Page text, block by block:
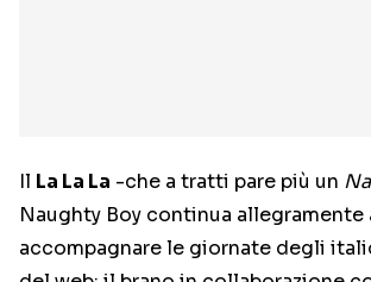
Il La La La -che a tratti pare più un
Naughty Boy continua allegramente
accompagnare le giornate degli